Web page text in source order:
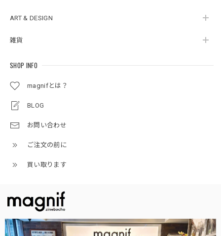
ART & DESIGN
雑貨
SHOP INFO
magnifとは？
BLOG
お問い合わせ
ご注文の前に
買い取ります